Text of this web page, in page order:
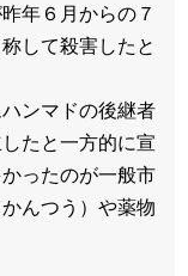
年６月からの７
して殺害したと
ンマドの後継者
たと一方的に宣
ったのが一般市
んつう）や薬物